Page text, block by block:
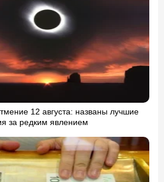
12 августа: названы лучшие
за редким явлением